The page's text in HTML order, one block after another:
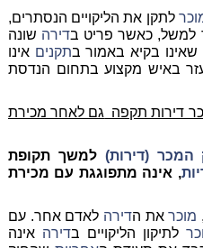
לתקן את הליקויים הנסתרים,
למשל, כאשר פריט בדירה שונה
שאינו בקיא באמור בתקנים אינו
באיש מקצוע בתחום הנדסת
דירות תקפה גם לאחר מכירת
המכר (דירות) למשך תקופת
, אינה מתפוגגת עם מכירת
, מוכראת הדירה לאדם אחר. עם
לתיקון הליקויים בדירה אינה